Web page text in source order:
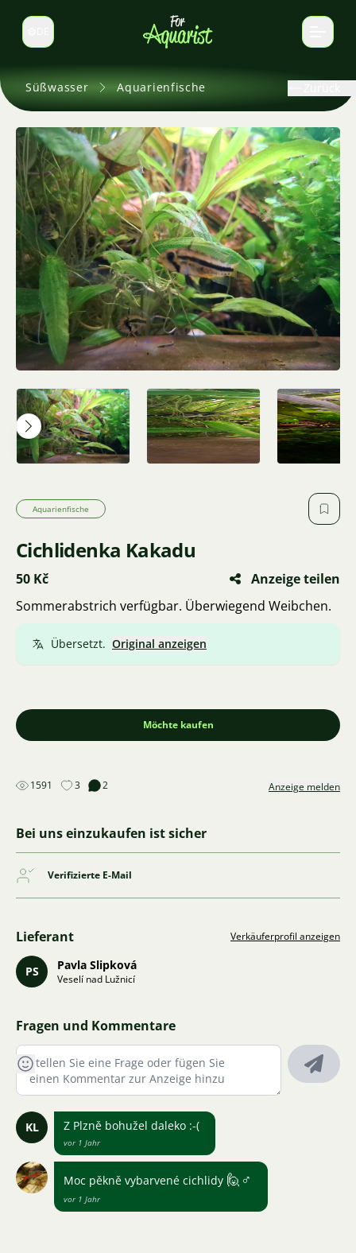
Sprache wechseln
Süßwasser Aquarienfische
Aquarienfische
Cichlidenka Kakadu
50 Kč
Anzeige teilen
Sommerabstrich verfügbar. Überwiegend Weibchen.
Übersetzt. Original anzeigen
Möchte kaufen
1591 3 2 Anzeige melden
Bei uns einzukaufen ist sicher
Verifizierte E-Mail
Lieferant Verkäuferprofil anzeigen
PS Pavla Slipková
Veselí nad Lužnicí
Fragen und Kommentare
KL Z Plzně bohužel daleko :-(
vor 1 Jahr
Moc pěkně vybarvené cichlidy 🙋 ♂
vor 1 Jahr